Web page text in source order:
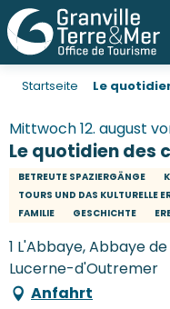
Startseite Le
Mittwoch 12. august
Le quotidien des
BETREUTE SPAZIERGÄNGE
TOURS UND DAS KULTURELLE
FAMILIE
GESCHICHTE
1 L'Abbaye, Abbaye
Lucerne-d'Outremer
Anfahrt